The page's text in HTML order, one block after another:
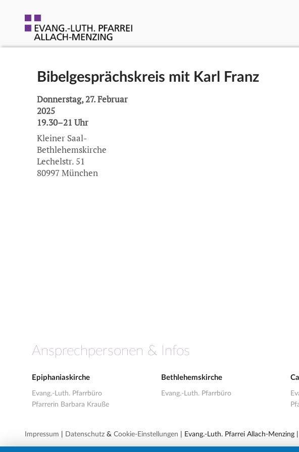
Bibelgesprächskreis mit Karl Franz
Donnerstag, 27. Februar
2025
19.30–21 Uhr
Kleiner Saal-
Bethlehemskirche
Lechelstr. 51
80997 München
Ansprechpersonen & Infos
Epiphaniaskirche
Evang.-Luth. Pfarrbüro
Pfarrerin Barbara Krauße
Bethlehemskirche
Evang.-Luth. Pfarrbüro
Impressum Datenschutz & Cookie-Einstellungen | Evang.-Luth. Pfarrei Allach-